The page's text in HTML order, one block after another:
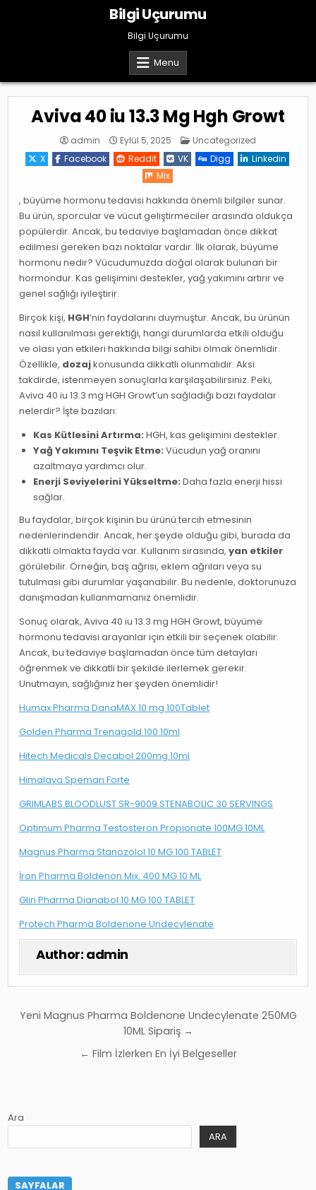
Bilgi Uçurumu
Bilgi Uçurumu
Menu
Aviva 40 iu 13.3 Mg Hgh Growt
admin Eylül 5, 2025 Posted
Uncategorized
X
Facebook Reddit VK Digg
Linkedin
Mix
, büyüme hormonu tedavisi hakkında önemli bilgiler sunar.
Bu ürün, sporcular ve vücut geliştirmeciler arasında oldukça
popülerdir. Ancak, bu tedaviye başlamadan önce dikkat
edilmesi gereken bazı noktalar vardır. İlk olarak, büyüme
hormonu nedir? Vücudumuzda doğal olarak bulunan bir
hormondur. Kas gelişimini destekler, yağ yakımını artırır ve
genel sağlığı iyileştirir.
Birçok kişi, HGH‘nin faydalarını duymuştur. Ancak, bu ürünün
nasıl kullanılması gerektiği, hangi durumlarda etkili olduğu
ve olası yan etkileri hakkında bilgi sahibi olmak önemlidir.
Özellikle, dozajkonusunda dikkatli olunmalıdır. Aksi
takdirde, istenmeyen sonuçlarla karşılaşabilirsiniz. Peki,
Aviva 40 iu 13.3 mg HGH Growt’un sağladığı bazı faydalar
nelerdir? İşte bazıları:
Kas Kütlesini Artırma: HGH, kas gelişimini destekler.
Yağ Yakımını Teşvik Etme: Vücudun yağ oranını
azaltmaya yardımcı olur.
Enerji Seviyelerini Yükseltme: Daha fazla enerji hissi
sağlar.
Bu faydalar, birçok kişinin bu ürünü tercih etmesinin
nedenlerindendir. Ancak, her şeyde olduğu gibi, burada da
dikkatli olmakta fayda var. Kullanım sırasında,yan etkiler
görülebilir. Örneğin, baş ağrısı, eklem ağrıları veya su
tutulması gibi durumlar yaşanabilir. Bu nedenle, doktorunuza
danışmadan kullanmamanız önemlidir.
Sonuç olarak, Aviva 40 iu 13.3 mg HGH Growt, büyüme
hormonu tedavisi arayanlar için etkili bir seçenek olabilir.
Ancak, bu tedaviye başlamadan önce tüm detayları
öğrenmek ve dikkatli bir şekilde ilerlemek gerekir.
Unutmayın, sağlığınız her şeyden önemlidir!
Humax Pharma DanaMAX 10 mg 100Tablet
Golden Pharma Trenagold 100 10ml
Hitech Medicals Decabol 200mg 10ml
Himalaya Speman Forte
GRIMLABS BLOODLUST SR-9009 STENABOLIC 30 SERVINGS
Optimum Pharma Testosteron Propionate 100MG 10ML
Magnus Pharma Stanozolol 10 MG 100 TABLET
İron Pharma Boldenon Mix. 400 MG 10 ML
Glin Pharma Dianabol 10 MG 100 TABLET
Protech Pharma Boldenone Undecylenate
Author: admin
Yazı
Yeni Magnus Pharma Boldenone Undecylenate 250MG
10ML Sipariş →
← Film İzlerken En İyi Belgeseller
Ara
ARA
SAYFALAR